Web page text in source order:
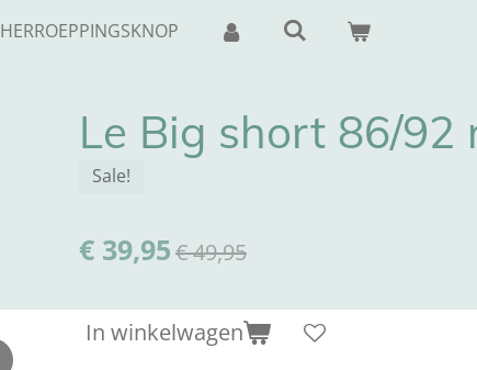
HERROEPPINGSKNOP
Le Big short 86/92
Sale!
€ 39,95€ 49,95
In winkelwagen